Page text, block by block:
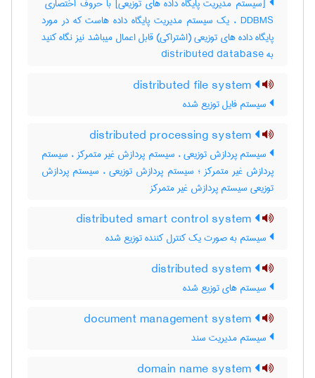
DDBMS ، یک سیستم مدیریت پایگاه داده هاست که در مورد
پایگاه داده های توزیعی (اشتراکی) قابل اعمال میباشد نیز نگاه کنید
به ‎ distributed database
سیستم فایل توزیع شده
سیستم پردازش توزیعی ، سیستم پردازش غیر متمرکز ، سیستم
پردازش غیر متمرکز ؛ سیستم پردازش توزیعی ، سیستم پردازش
توزیعی سیستم پردازش غیر متمرکز
سیستم به صورت یک کنترل کننده توزیع شده
سیستم های توزیع شده
سیستم مدیریت سند